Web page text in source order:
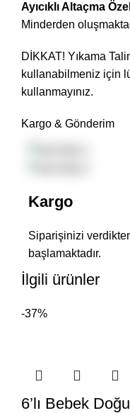
Ayıcıklı Altaçma
Minderden
DİKKAT! Yıkama
kullanabilmeniz için
kullanmayınız.
Kargo & Gönderim
Kargo
Siparişinizi
başlamaktadır.
İlgili ürünler
-37%
6’lı Bebek